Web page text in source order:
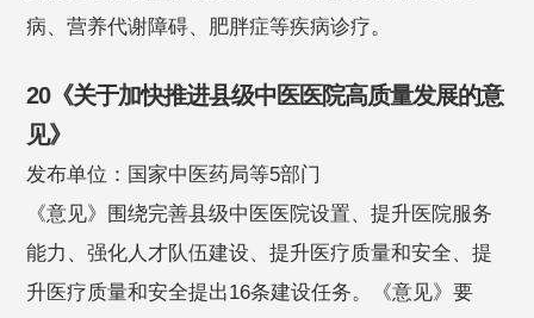
病、营养代谢障碍、肥胖症等疾病诊疗。
20《关于加快推进县级中医医院高质量发展的意
见》
发布单位：国家中医药局等5部门
《意见》围绕完善县级中医医院设置、提升医院服务
能力、强化人才队伍建设、提升医疗质量和安全、提
升医疗质量和安全提出16条建设任务。《意见》要